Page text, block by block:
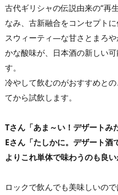
古代ギリシャの伝説由来の“再
なみ、古新融合をコンセプトに
スウィーティ―な甘さとまろ
かな酸味が、日本酒の新しい
す。
冷やして飲むのがおすすめと
てから試飲します。
Tさん「あま～い！デザートみ
Eさん「たしかに。デザート酒
よりこれ単体で味わうのも良い
ロックで飲んでも美味しいの